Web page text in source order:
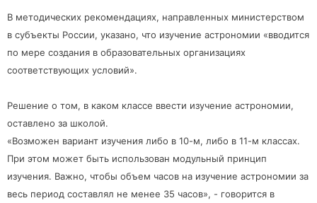
В методических рекомендациях, направленных министерством
в субъекты России, указано, что изучение астрономии «вводится
по мере создания в образовательных организациях
соответствующих условий».
Решение о том, в каком классе ввести изучение астрономии,
оставлено за школой.
«Возможен вариант изучения либо в 10-м, либо в 11-м классах.
При этом может быть использован модульный принцип
изучения. Важно, чтобы объем часов на изучение астрономии за
весь период составлял не менее 35 часов», - говорится в